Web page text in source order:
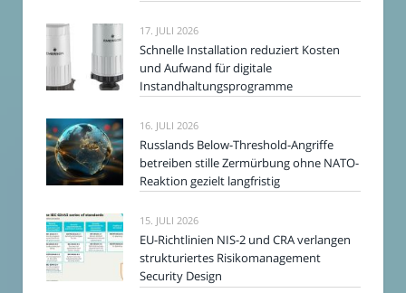
17. JULI 2026
Schnelle Installation reduziert Kosten
und Aufwand für digitale
Instandhaltungsprogramme
16. JULI 2026
Russlands Below-Threshold-Angriffe
betreiben stille Zermürbung ohne NATO-
Reaktion gezielt langfristig
15. JULI 2026
EU-Richtlinien NIS-2 und CRA verlangen
strukturiertes Risikomanagement
Security Design